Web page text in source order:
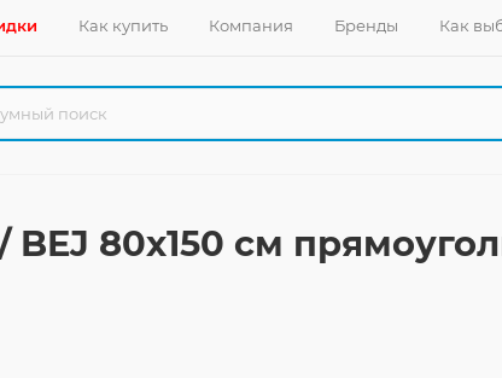
Как купить Компания Бренды Как
BEJ 80x150 см